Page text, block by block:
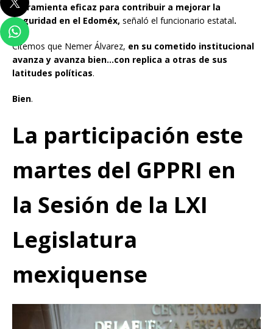
herramienta eficaz para contribuir a mejorar la
seguridad en el Edoméx, señaló el funcionario estatal.
Citemos que Nemer Álvarez, en su cometido institucional
avanza y avanza bien…con replica a otras de sus
latitudes políticas.
Bien.
La participación este
martes del GPPRI en
la Sesión de la LXI
Legislatura
mexiquense